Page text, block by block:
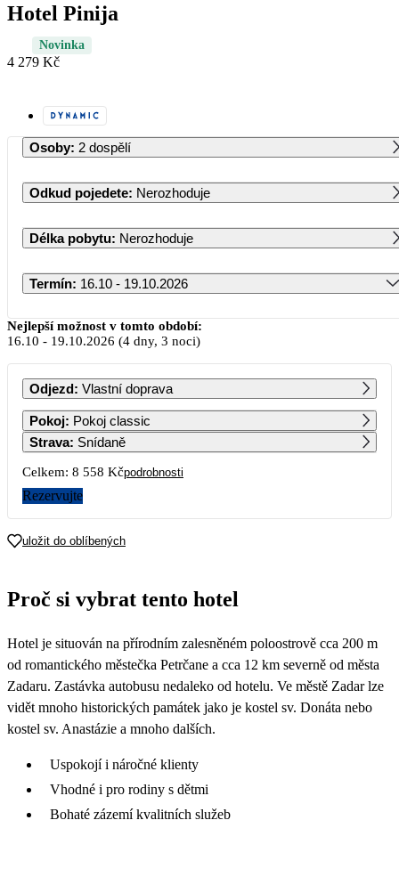
Hotel Pinija
Novinka
4 279 Kč
Osoby: 2 dospělí
Odkud pojedete: Nerozhoduje
Délka pobytu: Nerozhoduje
Termín: 16.10 - 19.10.2026
Říjen 2026
PO ÚT ST ČT PÁ SO NE
1 2 3 4
5
5 629
6
5 629
7
5 629
8 9 10 11
12
5 629 5 629 5 179 4 729 4 279 4 279 4 279
19 20
26
4 279
27 28 29
Nejlepší možnost v tomto období:
16.10 - 19.10.2026 (4 dny, 3 noci)
Odjezd: Vlastní doprava
Pokoj: Pokoj classic
Strava: Snídaně
Celkem: 8 558 Kčpodrobnosti
Rezervujte
uložit do oblíbených
Proč si vybrat tento hotel
Hotel je situován na přírodním zalesněném poloostrově cca 200 m
od romantického městečka Petrčane a cca 12 km severně od města
Zadaru. Zastávka autobusu nedaleko od hotelu. Ve městě Zadar lze
vidět mnoho historických památek jako je kostel sv. Donáta nebo
kostel sv. Anastázie a mnoho dalších.
Uspokojí i náročné klienty
Vhodné i pro rodiny s dětmi
Bohaté zázemí kvalitních služeb